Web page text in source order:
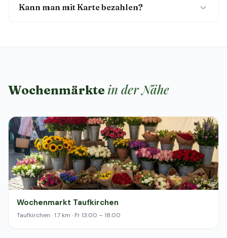
Kann man mit Karte bezahlen?
Wochenmärkte in der Nähe
Wochenmarkt Taufkirchen
Taufkirchen · 1.7 km · Fr 13:00 – 18:00